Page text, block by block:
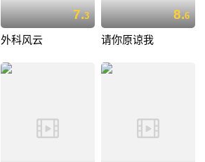
7.3
外科风云
8.6
请你原谅我